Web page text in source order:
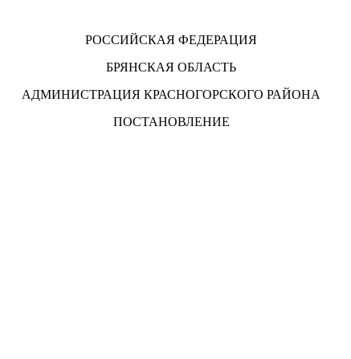
РОССИЙСКАЯ ФЕДЕРАЦИЯ
БРЯНСКАЯ ОБЛАСТЬ
АДМИНИСТРАЦИЯ КРАСНОГОРСКОГО РАЙОНА
ПОСТАНОВЛЕНИЕ